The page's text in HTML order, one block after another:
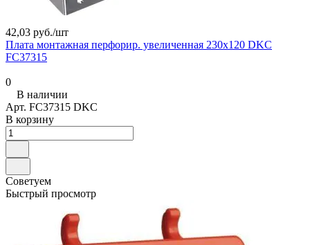
42,03 руб./шт
Плата монтажная перфорир. увеличенная 230х120 DKC
FC37315
0
В наличии
Арт. FC37315 DKC
В корзину
Советуем
Быстрый просмотр